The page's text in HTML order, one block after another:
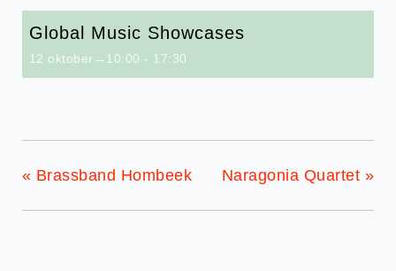
Global Music Showcases
12 oktober→10:00 - 17:30
« Brassband Hombeek Naragonia Quartet »